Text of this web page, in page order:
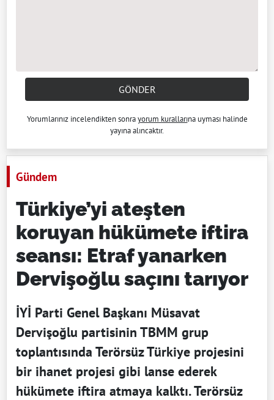
GÖNDER
Yorumlarınız incelendikten sonrayorum kurallarına uyması halinde
yayına alıncaktır.
Gündem
Türkiye’yi ateşten
koruyan hükümete iftira
seansı: Etraf yanarken
Dervişoğlu saçını tarıyor
İYİ Parti Genel Başkanı Müsavat
Dervişoğlu partisinin TBMM grup
toplantısında Terörsüz Türkiye projesini
bir ihanet projesi gibi lanse ederek
hükümete iftira atmaya kalktı. Terörsüz